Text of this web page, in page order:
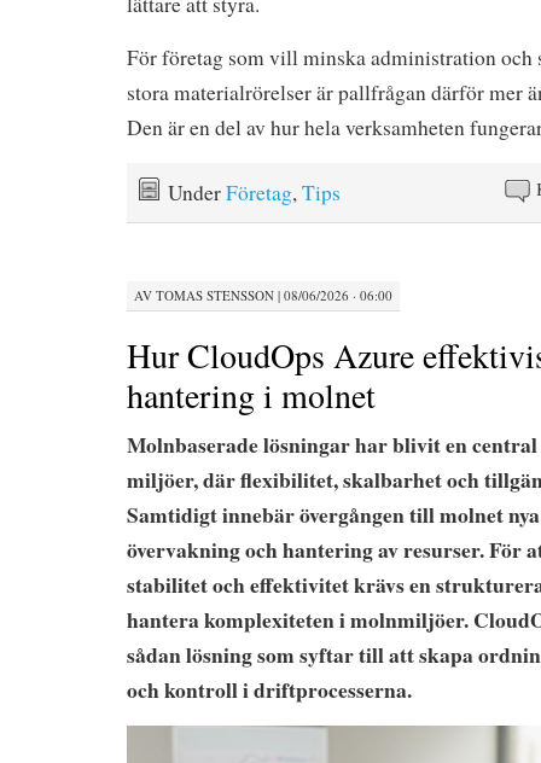
För företag som vill minska administration och
stora materialrörelser är pallfrågan därför mer
Den är en del av hur hela verksamheten
UnderFöretag,Tips
AV TOMAS STENSSON | 08/06/2026 · 06:00
Hur CloudOps Azure
hantering i molnet
Molnbaserade lösningar har blivit en
miljöer, där flexibilitet, skalbarhet och
Samtidigt innebär övergången till molnet
övervakning och hantering av resurser. För
stabilitet och effektivitet krävs en
hantera komplexiteten i molnmiljöer.
sådan lösning som syftar till att skapa
och kontroll i driftprocesserna.